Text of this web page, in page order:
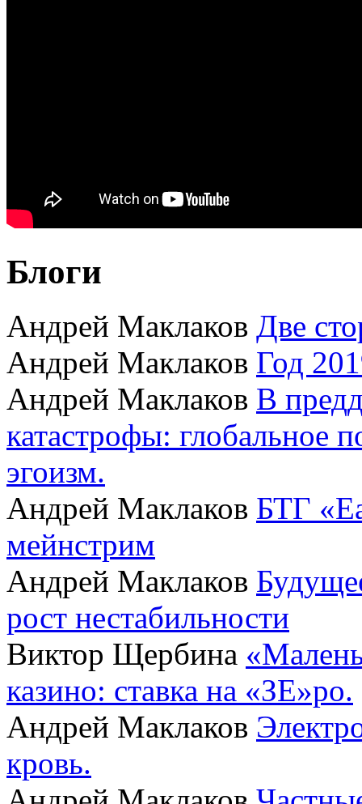
Блоги
Андрей Маклаков Две
Андрей Маклаков Год
Андрей Маклаков В
катастрофы: глобальное
эгоизм.
Андрей Маклаков БТГ
мейнстрим
Андрей Маклаков
рост нестабильности
Виктор Щербина
казино: ставка на «ЗЕ»ро.
Андрей Маклаков
кровь.